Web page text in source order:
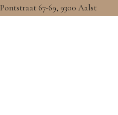
Pontstraat 67-69, 9300 Aalst